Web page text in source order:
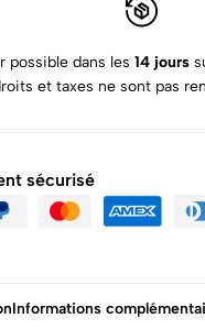
possible dans les 14 jours
et taxes ne sont pas
sécurisé
Informations